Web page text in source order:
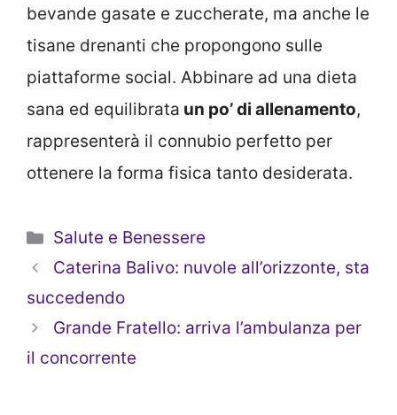
bevande gasate e zuccherate, ma anche le
tisane drenanti che propongono sulle
piattaforme social. Abbinare ad una dieta
sana ed equilibrata un po’ di allenamento,
rappresenterà il connubio perfetto per
ottenere la forma fisica tanto desiderata.
Categorie
Salute e Benessere
Caterina Balivo: nuvole all’orizzonte, sta
succedendo
Grande Fratello: arriva l’ambulanza per
il concorrente